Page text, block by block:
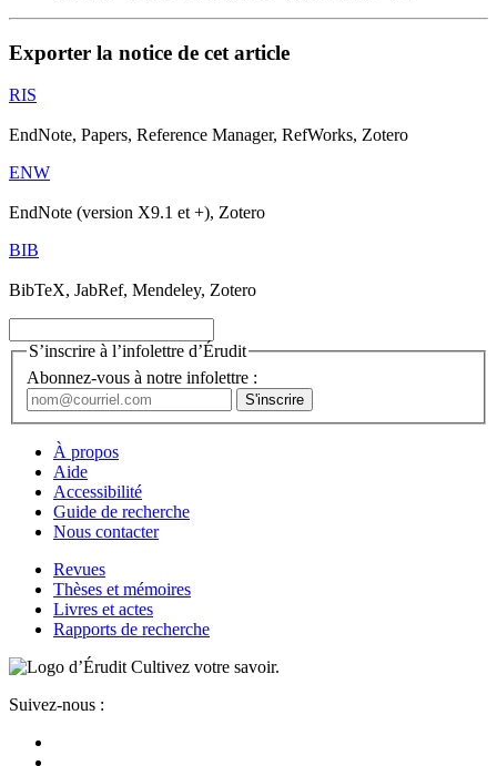
Exporter la notice de cet article
RIS
EndNote, Papers, Reference Manager, RefWorks, Zotero
ENW
EndNote (version X9.1 et +), Zotero
BIB
BibTeX, JabRef, Mendeley, Zotero
S’inscrire à l’infolettre d’Érudit
Abonnez-vous à notre infolettre :
À propos
Aide
Accessibilité
Guide de recherche
Nous contacter
Revues
Thèses et mémoires
Livres et actes
Rapports de recherche
Cultivez votre savoir.
Suivez-nous :